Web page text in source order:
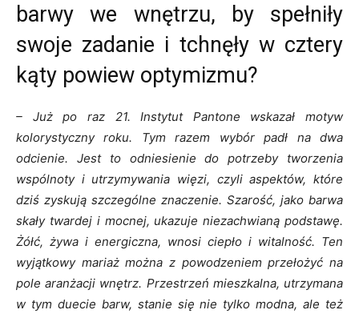
barwy we wnętrzu, by spełniły
swoje zadanie i tchnęły w cztery
kąty powiew optymizmu?
– Już po raz 21. Instytut Pantone wskazał motyw
kolorystyczny roku. Tym razem wybór padł na dwa
odcienie. Jest to odniesienie do potrzeby tworzenia
wspólnoty i utrzymywania więzi, czyli aspektów, które
dziś zyskują szczególne znaczenie. Szarość, jako barwa
skały twardej i mocnej, ukazuje niezachwianą podstawę.
Żółć, żywa i energiczna, wnosi ciepło i witalność. Ten
wyjątkowy mariaż można z powodzeniem przełożyć na
pole aranżacji wnętrz. Przestrzeń mieszkalna, utrzymana
w tym duecie barw, stanie się nie tylko modna, ale też